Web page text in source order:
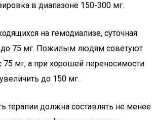
в диапазоне 150-300 мг.
на гемодиализе, суточная
до 75 мг. Пожилым людям советуют
75 мг, а при хорошей переносимости
до 150 мг.
терапии должна составлять не менее